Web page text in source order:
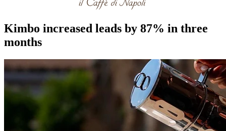
Kimbo increased leads by 87% in three
months